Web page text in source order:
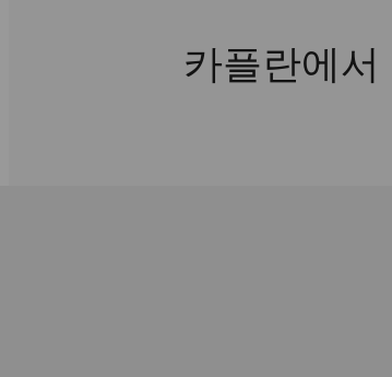
카플란에서